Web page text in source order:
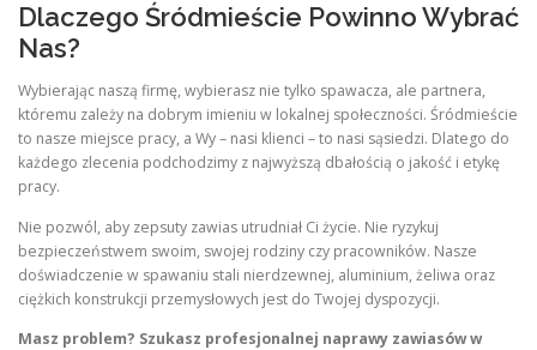
Dlaczego Śródmieście Powinno Wybrać
Nas?
Wybierając naszą firmę, wybierasz nie tylko spawacza, ale partnera,
któremu zależy na dobrym imieniu w lokalnej społeczności. Śródmieście
to nasze miejsce pracy, a Wy – nasi klienci – to nasi sąsiedzi. Dlatego do
każdego zlecenia podchodzimy z najwyższą dbałością o jakość i etykę
pracy.
Nie pozwól, aby zepsuty zawias utrudniał Ci życie. Nie ryzykuj
bezpieczeństwem swoim, swojej rodziny czy pracowników. Nasze
doświadczenie w spawaniu stali nierdzewnej, aluminium, żeliwa oraz
ciężkich konstrukcji przemysłowych jest do Twojej dyspozycji.
Masz problem? Szukasz profesjonalnej naprawy zawiasów w